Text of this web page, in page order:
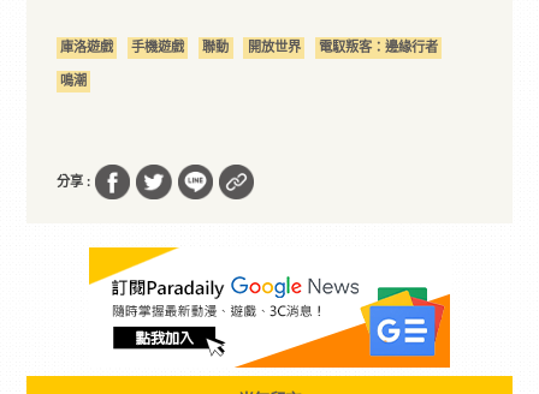
庫洛遊戲 手機遊戲 聯動 開放世界
電馭叛客：邊緣行者
鳴潮
分享 :